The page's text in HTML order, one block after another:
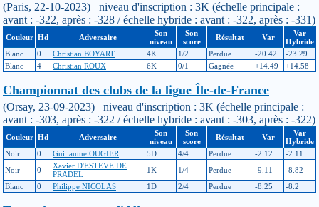
(Paris, 22-10-2023) niveau d'inscription : 3K (échelle principale :
avant : -322, après : -328 / échelle hybride : avant : -322, après : -331)
Couleur Hd Adversaire
Son
niveau
Son
score
Résultat Var
Var
Hybride
Blanc
0 Christian BOYART 4K 1/2 Perdue -20.42
-23.29
Blanc
4 Christian ROUX 6K 0/1 Gagnée +14.49 +14.58
Championnat des clubs de la ligue Île-de-France
(Orsay, 23-09-2023) niveau d'inscription : 3K (échelle principale :
avant : -303, après : -322 / échelle hybride : avant : -303, après : -322)
Couleur Hd Adversaire
Son
niveau
Son
score
Résultat Var
Var
Hybride
Noir
0 Guillaume OUGIER 5D 4/4 Perdue -2.12
-2.11
Noir
0
Xavier D'ESTEVE DE
PRADEL
1K 1/4 Perdue -9.11
-8.82
Blanc
0 Philippe NICOLAS 1D 2/4 Perdue -8.25 -8.2